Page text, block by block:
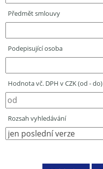
Předmět smlouvy
Podepisující osoba
Hodnota vč. DPH v CZK (od - do)
Rozsah vyhledávání